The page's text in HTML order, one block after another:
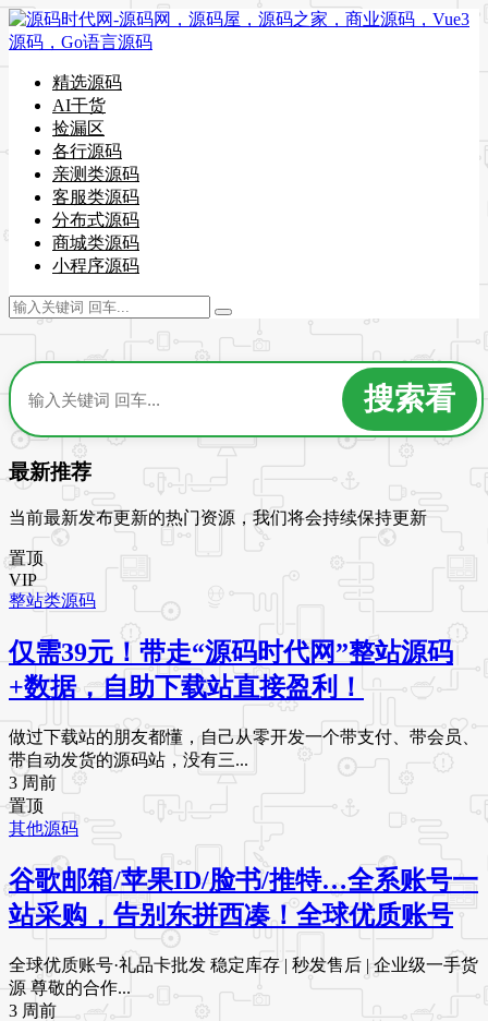
精选源码
AI干货
捡漏区
各行源码
亲测类源码
客服类源码
分布式源码
商城类源码
小程序源码
最新推荐
当前最新发布更新的热门资源，我们将会持续保持更新
置顶
VIP
整站类源码
仅需39元！带走“源码时代网”整站源码
+数据，自助下载站直接盈利！
做过下载站的朋友都懂，自己从零开发一个带支付、带会员、
带自动发货的源码站，没有三...
3 周前
置顶
其他源码
谷歌邮箱/苹果ID/脸书/推特…全系账号一
站采购，告别东拼西凑！全球优质账号
全球优质账号·礼品卡批发 稳定库存 | 秒发售后 | 企业级一手货
源 尊敬的合作...
3 周前